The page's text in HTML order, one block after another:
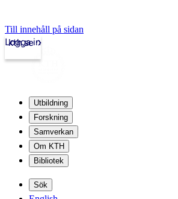
Till innehåll på sidan
kth.se
Logga in
Utbildning
Forskning
Samverkan
Om KTH
Bibliotek
Sök